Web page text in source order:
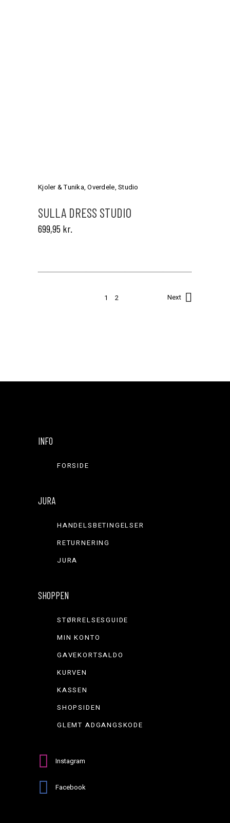
varianter.
Mulighederne
kan
Kjoler & Tunika,Overdele,Studio
SULLA DRESS STUDIO
699,95 kr.
1 2
INFO
FORSIDE
JURA
HANDELSBETINGELSER
RETURNERING
JURA
SHOPPEN
STØRRELSESGUIDE
MIN KONTO
GAVEKORTSALDO
KURVEN
KASSEN
SHOPSIDEN
GLEMT ADGANGSKODE
Instagram
Facebook